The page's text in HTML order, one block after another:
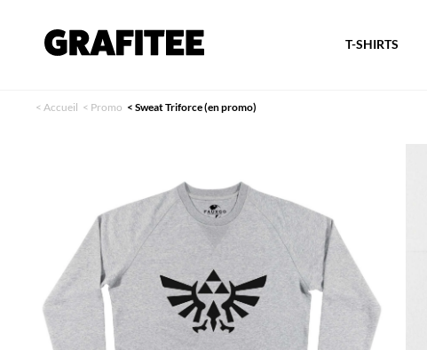
T-SHIRTS
< Accueil < Promo < Sweat Triforce (en promo)